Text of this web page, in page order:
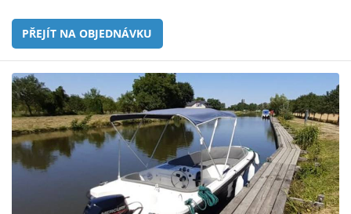
PŘEJÍT NA OBJEDNÁVKU